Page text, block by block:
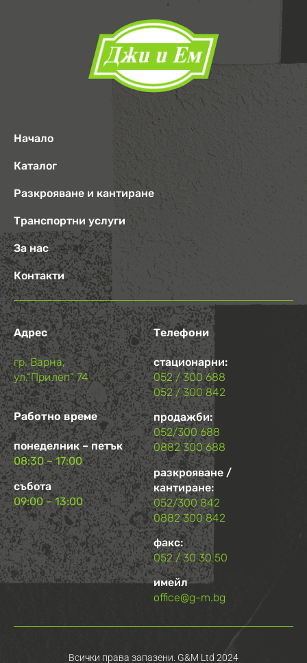
Начало
Каталог
Разкрояване и кантиране
Транспортни услуги
За нас
Контакти
Адрес
гр. Варна,
ул.“Прилеп“ 74
Работно време
понеделник – петък
08:30 – 17:00
събота
09:00 – 13:00
Телефони
стационарни:
052 / 300 688
052 / 300 842
продажби:
052/300 688
0882 300 688
разкрояване /
кантиране:
052/300 842
0882 300 842
факс:
052 / 30 30 50
имейл
office@g-m.bg
Всички права запазени. G&M Ltd 2024